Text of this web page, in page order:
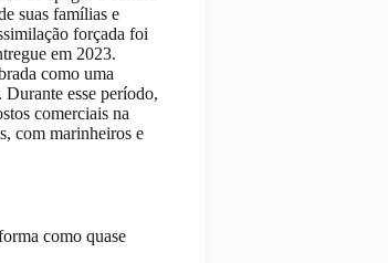
suas famílias e
forçada foi
em 2023.
como uma
esse período,
comerciais na
com marinheiros e
como quase